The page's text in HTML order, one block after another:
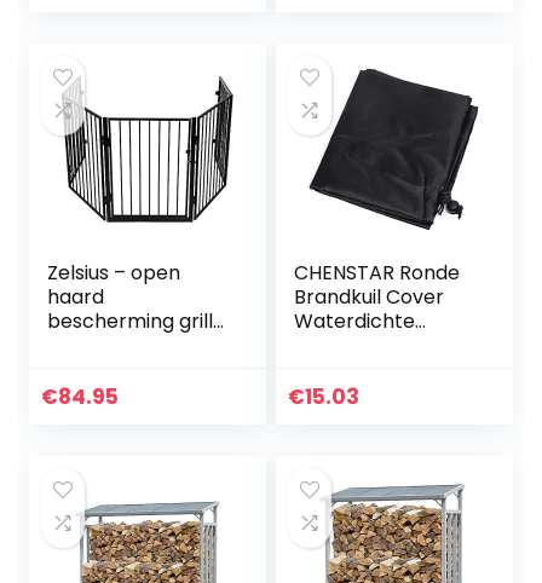
Vierkant…
Zelsius – open
haard
bescherming grille,
€84.95
CHENSTAR Ronde
Brandkuil Cover
Waterdichte
Cover Tuin Patio
€15.03